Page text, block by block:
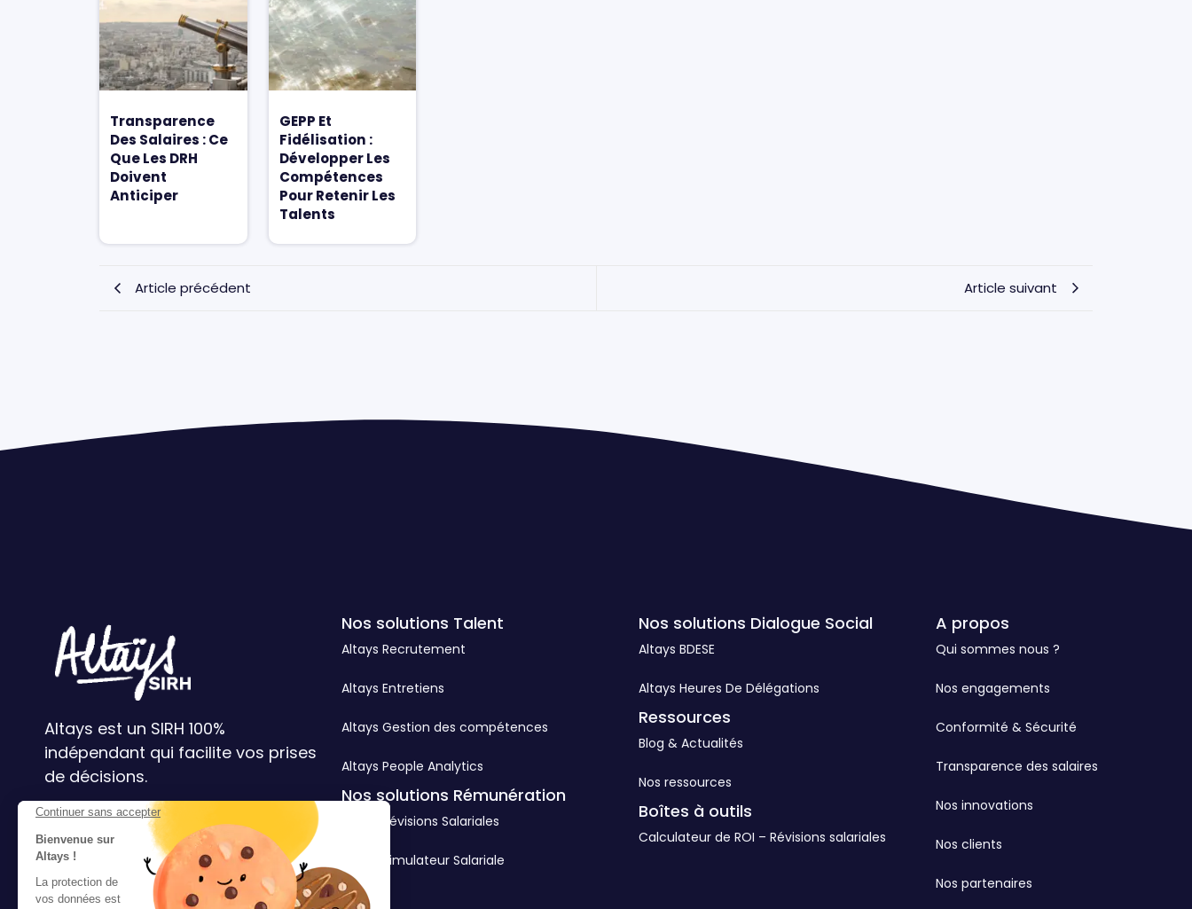
Continuer sans accepter
Bienvenue sur
Altays !
La protection de
vos données est
Transparence
Des Salaires : Ce
Que Les DRH
Doivent
Anticiper
GEPP Et
Fidélisation :
Développer Les
Compétences
Pour Retenir Les
Talents
Article précédent Article suivant
Altays est un SIRH 100%
indépendant qui facilite vos prises
de décisions.
3 cités d'Hauteville 75010 Paris
Nos solutions Talent
Altays Recrutement
Altays Entretiens
Altays Gestion des compétences
Altays People Analytics
Nos solutions Rémunération
Altays Révisions Salariales
Altays Simulateur Salariale
Nos solutions Dialogue Social
Altays BDESE
Altays Heures De Délégations
Ressources
Blog & Actualités
Nos ressources
Boîtes à outils
Calculateur de ROI – Révisions salariales
A propos
Qui sommes nous ?
Nos engagements
Conformité & Sécurité
Transparence des salaires
Nos innovations
Nos clients
Nos partenaires